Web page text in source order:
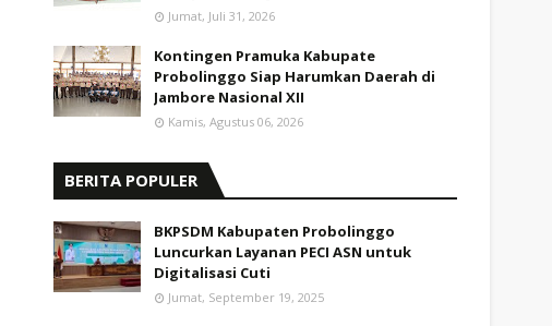
Jumat, Juli 31, 2026
Kontingen Pramuka Kabupate
Probolinggo Siap Harumkan Daerah di
Jambore Nasional XII
Kamis, Agustus 06, 2026
BERITA POPULER
BKPSDM Kabupaten Probolinggo
Luncurkan Layanan PECI ASN untuk
Digitalisasi Cuti
Jumat, September 19, 2025